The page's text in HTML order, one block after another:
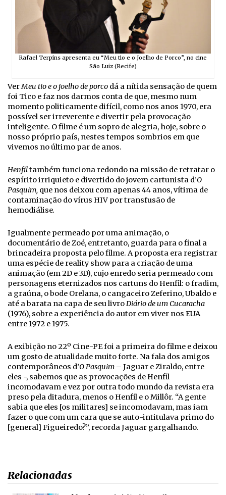
Rafael Terpins apresenta eu “Meu tio e o Joelho de Porco”, no cine
São Luiz (Recife)
VerMeu tio e o joelho de porco dá a nítida sensação de quem
foi Tico e faz nos darmos conta de que, mesmo num
momento politicamente difícil, como nos anos 1970, era
possível ser irreverente e divertir pela provocação
inteligente. O filme é um sopro de alegria, hoje, sobre o
nosso próprio país, nestes tempos sombrios em que
vivemos no último par de anos.
Henfiltambém funciona redondo na missão de retratar o
espírito irriquieto e divertido do jovem cartunista d’O
Pasquim, que nos deixou com apenas 44 anos, vítima de
contaminação do vírus HIV por transfusão de
hemodiálise.
Igualmente permeado por uma animação, o
documentário de Zoé, entretanto, guarda para o final a
brincadeira proposta pelo filme. A proposta era registrar
uma espécie de reality show para a criação de uma
animação (em 2D e 3D), cujo enredo seria permeado com
personagens eternizados nos cartuns do Henfil: o fradim,
a graúna, o bode Orelana, o cangaceiro Zeferino, Ubaldo e
até a barata na capa de seu livroDiário de um Cucaracha
(1976), sobre a experiência do autor em viver nos EUA
entre 1972 e 1975.
A exibição no 22º Cine-PE foi a primeira do filme e deixou
um gosto de atualidade muito forte. Na fala dos amigos
contemporâneos d’O Pasquim – Jaguar e Ziraldo, entre
eles -, sabemos que as provocações de Henfil
incomodavam e vez por outra todo mundo da revista era
preso pela ditadura, menos o Henfil e o Millôr. “A gente
sabia que eles [os militares] se incomodavam, mas iam
fazer o que com um cara que se auto-intitulava primo do
[general] Figueiredo?”, recorda Jaguar gargalhando.
Relacionadas